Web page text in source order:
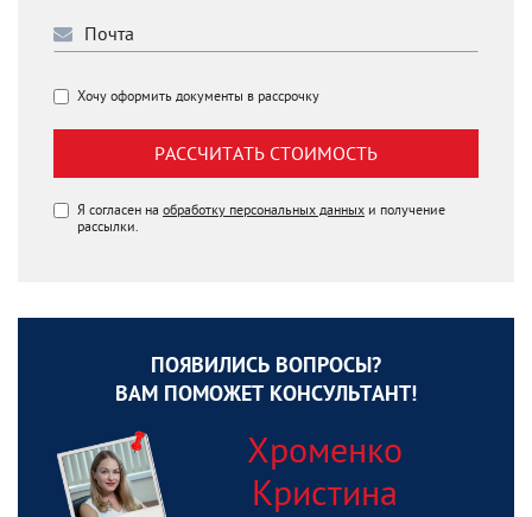
Хочу оформить документы в рассрочку
РАССЧИТАТЬ СТОИМОСТЬ
Я согласен на обработку персональных данных и получение
рассылки.
ПОЯВИЛИСЬ ВОПРОСЫ?
ВАМ ПОМОЖЕТ КОНСУЛЬТАНТ!
Хроменко
Кристина